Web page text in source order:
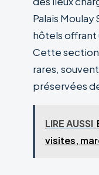
Palais
hôtels offrant
Cette
rares,
préservées
LIRE AUSSI
visites,